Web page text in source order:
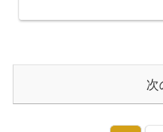
次